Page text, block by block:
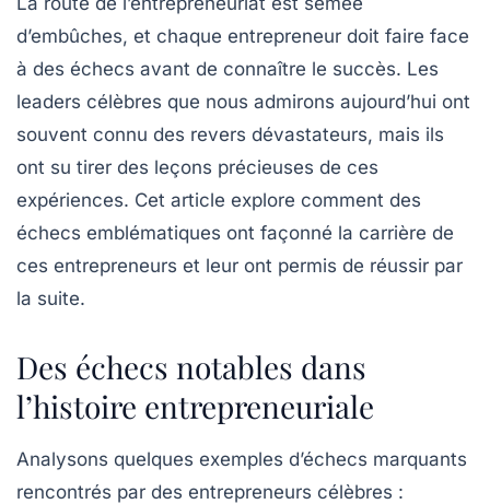
d’embûches, et chaque entrepreneur doit faire face
à des échecs avant de connaître le succès. Les
leaders célèbres que nous admirons aujourd’hui ont
souvent connu des revers dévastateurs, mais ils
ont su tirer des leçons précieuses de ces
expériences. Cet article explore comment des
échecs emblématiques ont façonné la carrière de
ces entrepreneurs et leur ont permis de réussir par
la suite.
Des échecs notables dans
l’histoire entrepreneuriale
Analysons quelques exemples d’échecs marquants
rencontrés par des entrepreneurs célèbres :